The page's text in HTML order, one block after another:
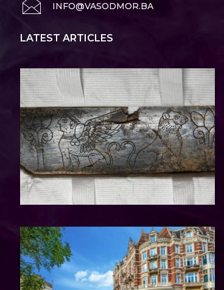
INFO@VASODMOR.BA
LATEST ARTICLES